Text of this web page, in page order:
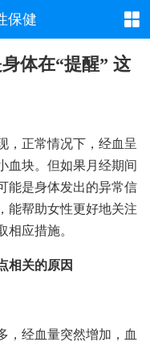
保健
体在“提醒” 这
，正常情况下，经血呈
血块。但如果月经期间
能是身体发出的异常信
能帮助女性更好地关注
相应措施。
相关的原因
，经血量突然增加，血